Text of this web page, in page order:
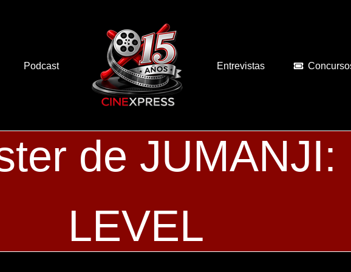
Podcast Entrevistas
de JUMANJI:
LEVEL